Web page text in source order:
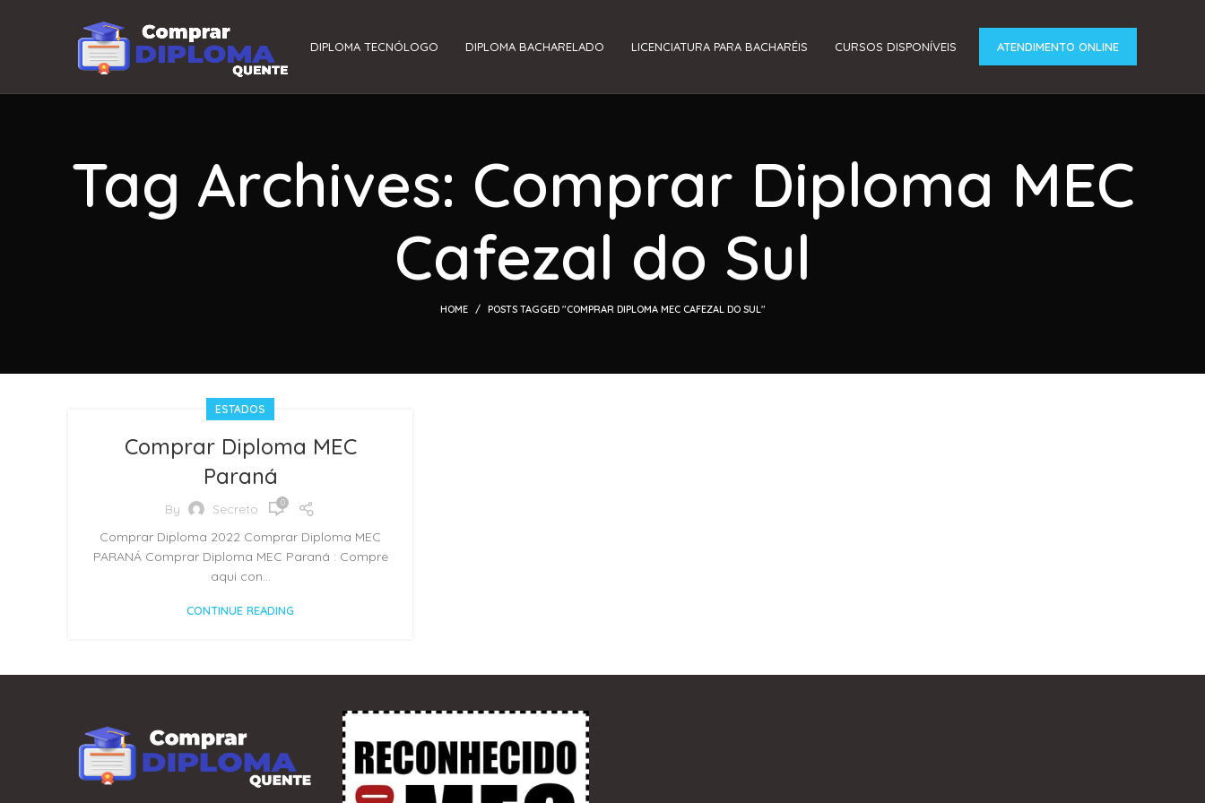
DIPLOMA TECNÓLOGO DIPLOMA BACHARELADO LICENCIATURA PARA BACHARÉIS CURSOS DISPONÍVEIS ATENDIMENTO ONLINE
Tag Archives: Comprar Diploma MEC
Cafezal do Sul
HOME POSTS TAGGED "COMPRAR DIPLOMA MEC CAFEZAL DO SUL"
ESTADOS
Comprar Diploma MEC
Paraná
By Secreto 0
Comprar Diploma 2022 Comprar Diploma MEC
PARANÁ Comprar Diploma MEC Paraná : Compre
aqui con...
CONTINUE READING